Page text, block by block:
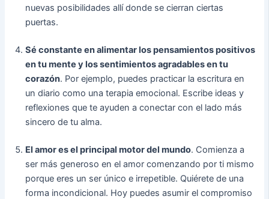
nuevas posibilidades allí donde se cierran ciertas
puertas.
Sé constante en alimentar los pensamientos positivos
en tu mente y los sentimientos agradables en tu
corazón. Por ejemplo, puedes practicar la escritura en
un diario como una terapia emocional. Escribe ideas y
reflexiones que te ayuden a conectar con el lado más
sincero de tu alma.
El amor es el principal motor del mundo. Comienza a
ser más generoso en el amor comenzando por ti mismo
porque eres un ser único e irrepetible. Quiérete de una
forma incondicional. Hoy puedes asumir el compromiso